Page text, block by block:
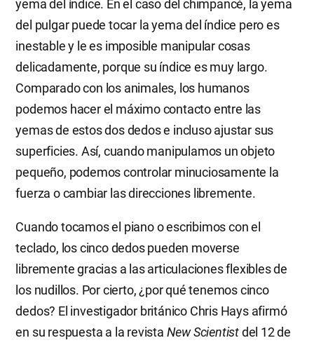
yema del índice. En el caso del chimpancé, la yema
del pulgar puede tocar la yema del índice pero es
inestable y le es imposible manipular cosas
delicadamente, porque su índice es muy largo.
Comparado con los animales, los humanos
podemos hacer el máximo contacto entre las
yemas de estos dos dedos e incluso ajustar sus
superficies. Así, cuando manipulamos un objeto
pequeño, podemos controlar minuciosamente la
fuerza o cambiar las direcciones libremente.
Cuando tocamos el piano o escribimos con el
teclado, los cinco dedos pueden moverse
libremente gracias a las articulaciones flexibles de
los nudillos. Por cierto, ¿por qué tenemos cinco
dedos? El investigador británico Chris Hays afirmó
en su respuesta a la revista New Scientistdel 12 de